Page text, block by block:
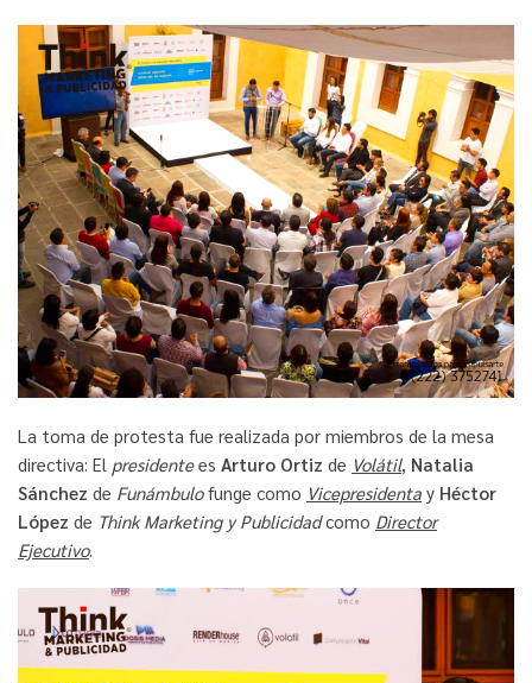
La toma de protesta fue realizada por miembros de la mesa
directiva: El presidentees Arturo Ortiz de Volátil, Natalia
Sánchez de Funámbulofunge como Vicepresidenta y Héctor
López de Think Marketing y Publicidadcomo Director
Ejecutivo.